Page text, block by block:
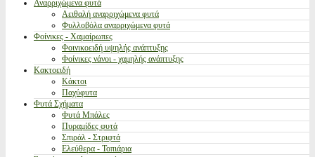
Αναρριχώμενα φυτά
Αειθαλή αναρριχώμενα φυτά
Φυλλοβόλα αναρριχώμενα φυτά
Φοίνικες - Χαμαίρωπες
Φοινικοειδή υψηλής ανάπτυξης
Φοίνικες νάνοι - χαμηλής ανάπτυξης
Κακτοειδή
Κάκτοι
Παχύφυτα
Φυτά Σχήματα
Φυτά Μπάλες
Πυραμίδες φυτά
Σπιράλ - Στριφτά
Ελεύθερα - Τοπιάρια